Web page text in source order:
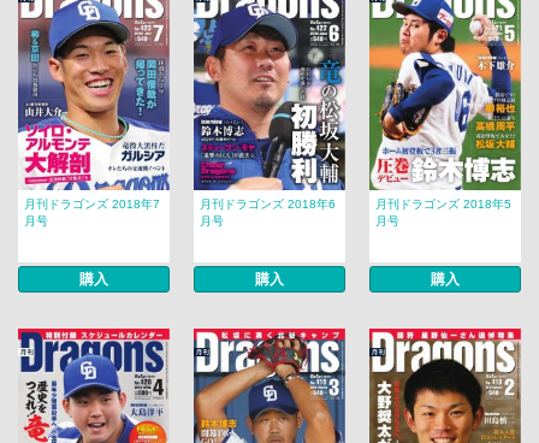
月刊ドラゴンズ 2018年7
月号
購入
月刊ドラゴンズ 2018年6
月号
購入
月刊ドラゴンズ 2018年5
月号
購入